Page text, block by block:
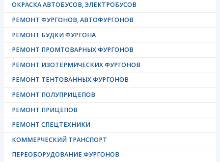
ОКРАСКА АВТОБУСОВ, ЭЛЕКТРОБУСОВ
РЕМОНТ ФУРГОНОВ, АВТОФУРГОНОВ
РЕМОНТ БУДКИ ФУРГОНА
РЕМОНТ ПРОМТОВАРНЫХ ФУРГОНОВ
РЕМОНТ ИЗОТЕРМИЧЕСКИХ ФУРГОНОВ
РЕМОНТ ТЕНТОВАННЫХ ФУРГОНОВ
РЕМОНТ ПОЛУПРИЦЕПОВ
РЕМОНТ ПРИЦЕПОВ
РЕМОНТ СПЕЦТЕХНИКИ
КОММЕРЧЕСКИЙ ТРАНСПОРТ
ПЕРЕОБОРУДОВАНИЕ ФУРГОНОВ